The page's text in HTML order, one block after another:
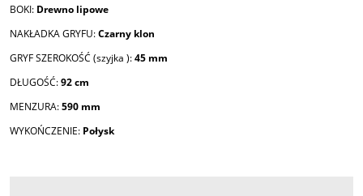
BOKI: Drewno lipowe
NAKŁADKA GRYFU:Czarny klon
GRYF SZEROKOŚĆ (szyjka ):45 mm
DŁUGOŚĆ:92 cm
MENZURA:590 mm
WYKOŃCZENIE: Połysk